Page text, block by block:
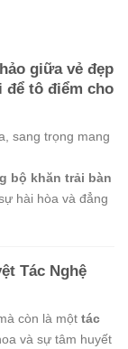
giữa vẻ đẹp
để tô điểm cho
sang trọng mang
bộ khăn trải bàn
hài hòa và đẳng
Tác Nghệ
còn là một tác
và sự tâm huyết